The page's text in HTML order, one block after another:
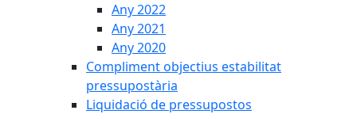
Any 2022
Any 2021
Any 2020
Compliment objectius estabilitat
pressupostària
Liquidació de pressupostos